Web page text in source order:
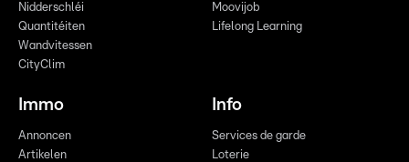
Nidderschléi
Quantitéiten
Wandvitessen
CityClim
Moovijob
Lifelong Learning
Immo
Annoncen
Artikelen
Info
Services de garde
Loterie